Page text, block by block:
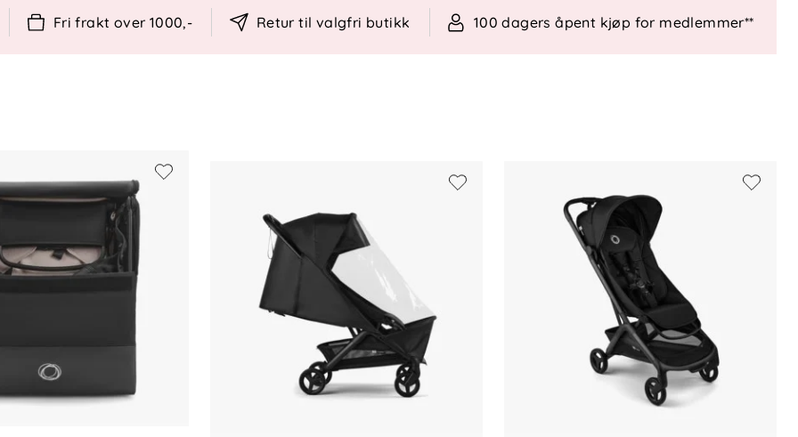
å løfte vognen.
Fri frakt over 1000,- Retur til valgfri butikk 100 dagers åpent kjøp for medlemmer**